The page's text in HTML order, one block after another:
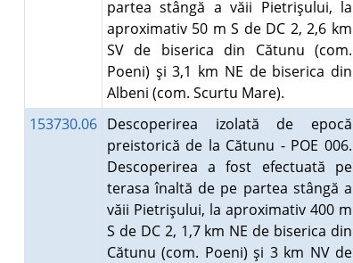
partea stângă a văii Pietrişului, la
aproximativ 50 m S de DC 2, 2,6 km
SV de biserica din Cătunu (com.
Poeni) şi 3,1 km NE de biserica din
Albeni (com. Scurtu Mare).
153730.06 Descoperirea izolată de epocă
preistorică de la Cătunu - POE 006.
Descoperirea a fost efectuată pe
terasa înaltă de pe partea stângă a
văii Pietrişului, la aproximativ 400 m
S de DC 2, 1,7 km NE de biserica din
Cătunu (com. Poeni) şi 3 km NV de